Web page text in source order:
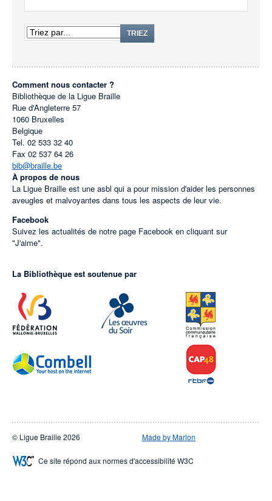
TRIEZ
Comment nous contacter ?
Bibliothèque de la Ligue Braille
Rue d'Angleterre 57
1060 Bruxelles
Belgique
Tel. 02 533 32 40
Fax 02 537 64 26
bib@braille.be
À propos de nous
La Ligue Braille est une asbl qui a pour mission d'aider les personnes
aveugles et malvoyantes dans tous les aspects de leur vie.
Facebook
Suivez les actualités de notre page Facebook en cliquant sur
"J'aime".
La Bibliothèque est soutenue par
© Ligue Braille 2026 Made by Marlon
Ce site répond aux normes d'accessibilité W3C